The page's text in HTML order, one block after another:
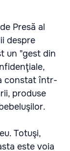
Presă al
despre
un "gest din
constat într-
produse
Totuşi,
este voia